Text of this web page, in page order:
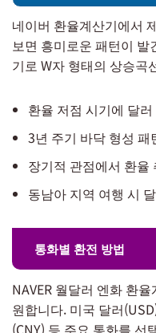
네이버 환율계산기에서
보면 흥미로운 패턴이 발
기로 W자 형태의 상승곡
환율 저점 시기에 달러
3년 주기 바닥 형성 패
장기적 관점에서 환율
동남아 지역 여행 시
통화별 환전 방법
NAVER 월달러 엔화 환
원합니다. 미국 달러